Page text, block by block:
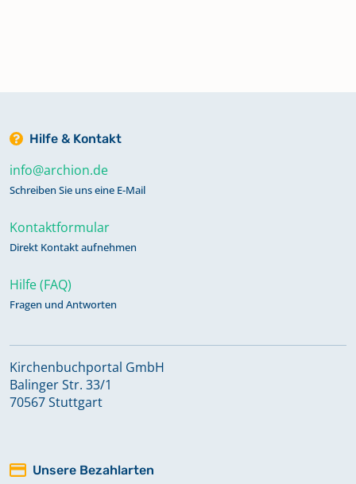
Hilfe & Kontakt
info@archion.de
Schreiben Sie uns eine E-Mail
Kontaktformular
Direkt Kontakt aufnehmen
Hilfe (FAQ)
Fragen und Antworten
Kirchenbuchportal GmbH
Balinger Str. 33/1
70567 Stuttgart
Unsere Bezahlarten